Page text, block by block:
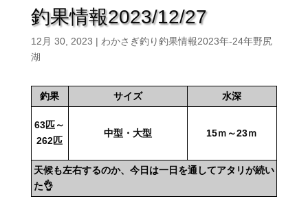
釣果情報2023/12/27
12月 30, 2023 | わかさぎ釣り釣果情報2023年-24年野尻
湖
釣果 サイズ 水深
63匹～
262匹
中型・大型 15ｍ～23ｍ
天候も左右するのか、今日は一日を通してアタリが続い
た👌